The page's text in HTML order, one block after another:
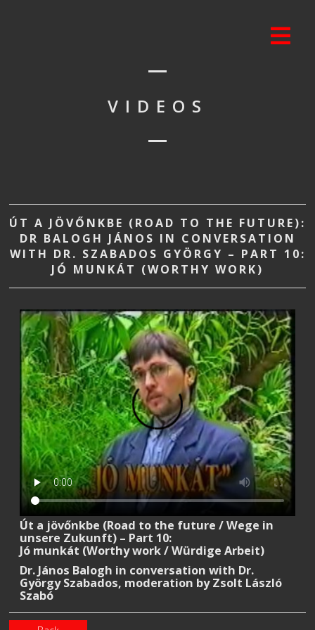
VIDEOS
ÚT A JÖVŐNKBE (ROAD TO THE FUTURE):
DR BALOGH JÁNOS IN CONVERSATION
WITH DR. SZABADOS GYÖRGY – PART 10:
JÓ MUNKÁT (WORTHY WORK)
Út a jövőnkbe (Road to the future / Wege in
unsere Zukunft) – Part 10:
Jó munkát (Worthy work / Würdige Arbeit)
Dr. János Balogh in conversation with Dr.
György Szabados, moderation by Zsolt László
Szabó